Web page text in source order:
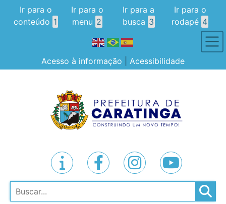
Ir para o
conteúdo 1
Ir para o
menu 2
Ir para a
busca 3
Ir para o
rodapé 4
Acesso à informação Acessibilidade
Pesquisar